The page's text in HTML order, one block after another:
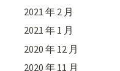
2021 年 2 月
2021 年 1 月
2020 年 12 月
2020 年 11 月